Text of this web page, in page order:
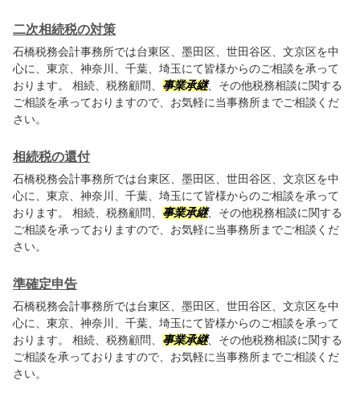
二次相続税の対策
石橋税務会計事務所では台東区、墨田区、世田谷区、文京区を中
心に、東京、神奈川、千葉、埼玉にて皆様からのご相談を承って
おります。 相続、税務顧問、 事業承継、その他税務相談に関する
ご相談を承っておりますので、お気軽に当事務所までご相談くだ
さい。
相続税の還付
石橋税務会計事務所では台東区、墨田区、世田谷区、文京区を中
心に、東京、神奈川、千葉、埼玉にて皆様からのご相談を承って
おります。 相続、税務顧問、 事業承継、その他税務相談に関する
ご相談を承っておりますので、お気軽に当事務所までご相談くだ
さい。
準確定申告
石橋税務会計事務所では台東区、墨田区、世田谷区、文京区を中
心に、東京、神奈川、千葉、埼玉にて皆様からのご相談を承って
おります。 相続、税務顧問、 事業承継、その他税務相談に関する
ご相談を承っておりますので、お気軽に当事務所までご相談くだ
さい。